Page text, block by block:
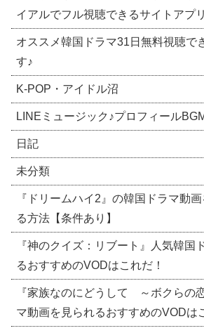
イアルでフル視聴できるサイトアプリ
オススメ韓国ドラマ31日無料視聴で
す♪
​K-POP・アイドル沼
LINEミュージック♪プロフィール
日記
未分類
『ドリームハイ2』の韓国ドラマ動
る方法【条件あり】
『神のクイズ：リブート』人気韓国
るおすすめのVODはこれだ！
『家族なのにどうして ～ボクらの
マ動画を見られるおすすめのVODは